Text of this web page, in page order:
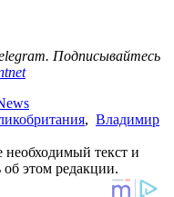
Подписывайтесь
, Владимир
текст и
этом редакции.